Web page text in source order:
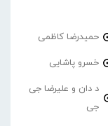
حمیدرضا کاظمی
خسرو پاشایی
د دان و علیرضا جی
جی